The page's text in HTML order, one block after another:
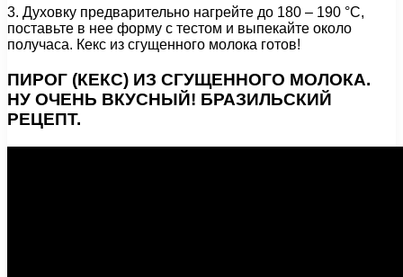
3. Духовку предварительно нагрейте до 180 – 190 °С,
поставьте в нее форму с тестом и выпекайте около
получаса. Кекс из сгущенного молока готов!
ПИРОГ (КЕКС) ИЗ СГУЩЕННОГО МОЛОКА.
НУ ОЧЕНЬ ВКУСНЫЙ! БРАЗИЛЬСКИЙ
РЕЦЕПТ.